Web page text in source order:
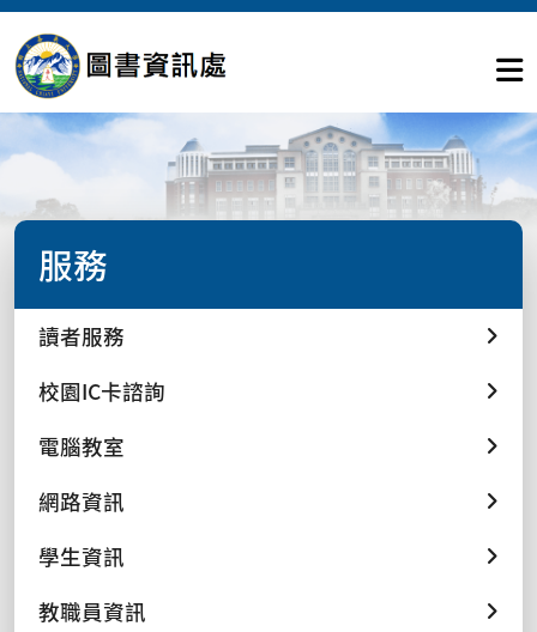
服務
讀者服務
校園IC卡諮詢
電腦教室
網路資訊
學生資訊
教職員資訊